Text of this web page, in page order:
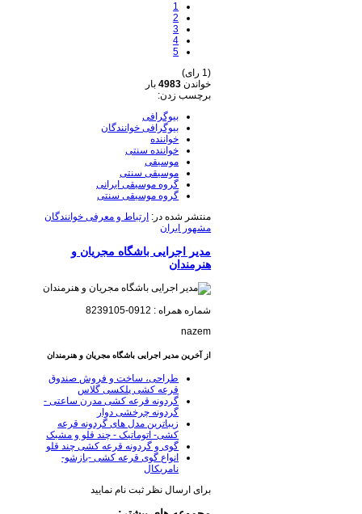
1
2
3
4
5
(1 رای)
خواندن 4983بار
برچسب زدن:
بیوگرافی
بیوگرافی خوانندگان
خواننده
خواننده سنتی
موسیقی
موسیقی سنتی
گروه موسیقی ایرانی
گروه موسیقی سنتی
منتشر شده در: ارتباط و معرفی خوانندگان
مشهور ایران
مدیر اجرایی باشگاه مجریان و
هنرمندان
شماره همراه : 0912-8239105
nazem
از آخرین مدیر اجرایی باشگاه مجریان و هنرمندان
طراحی، ساخت و فروش صندوق
قرعه کشی پلکسی گلاس
گردونه قرعه کشی مدرن ساعتی -
گردونه چرخشی دوار
زیباترین مدل های گردونه قرعه
کشی- اتوماتیک - چند قلو و مشبک
گوی و گردونه قرعه کشی چند قلو
انواع گوی قرعه کشی -بازشو-
نامریکال
برای ارسال نظر ثبت نام نمایید